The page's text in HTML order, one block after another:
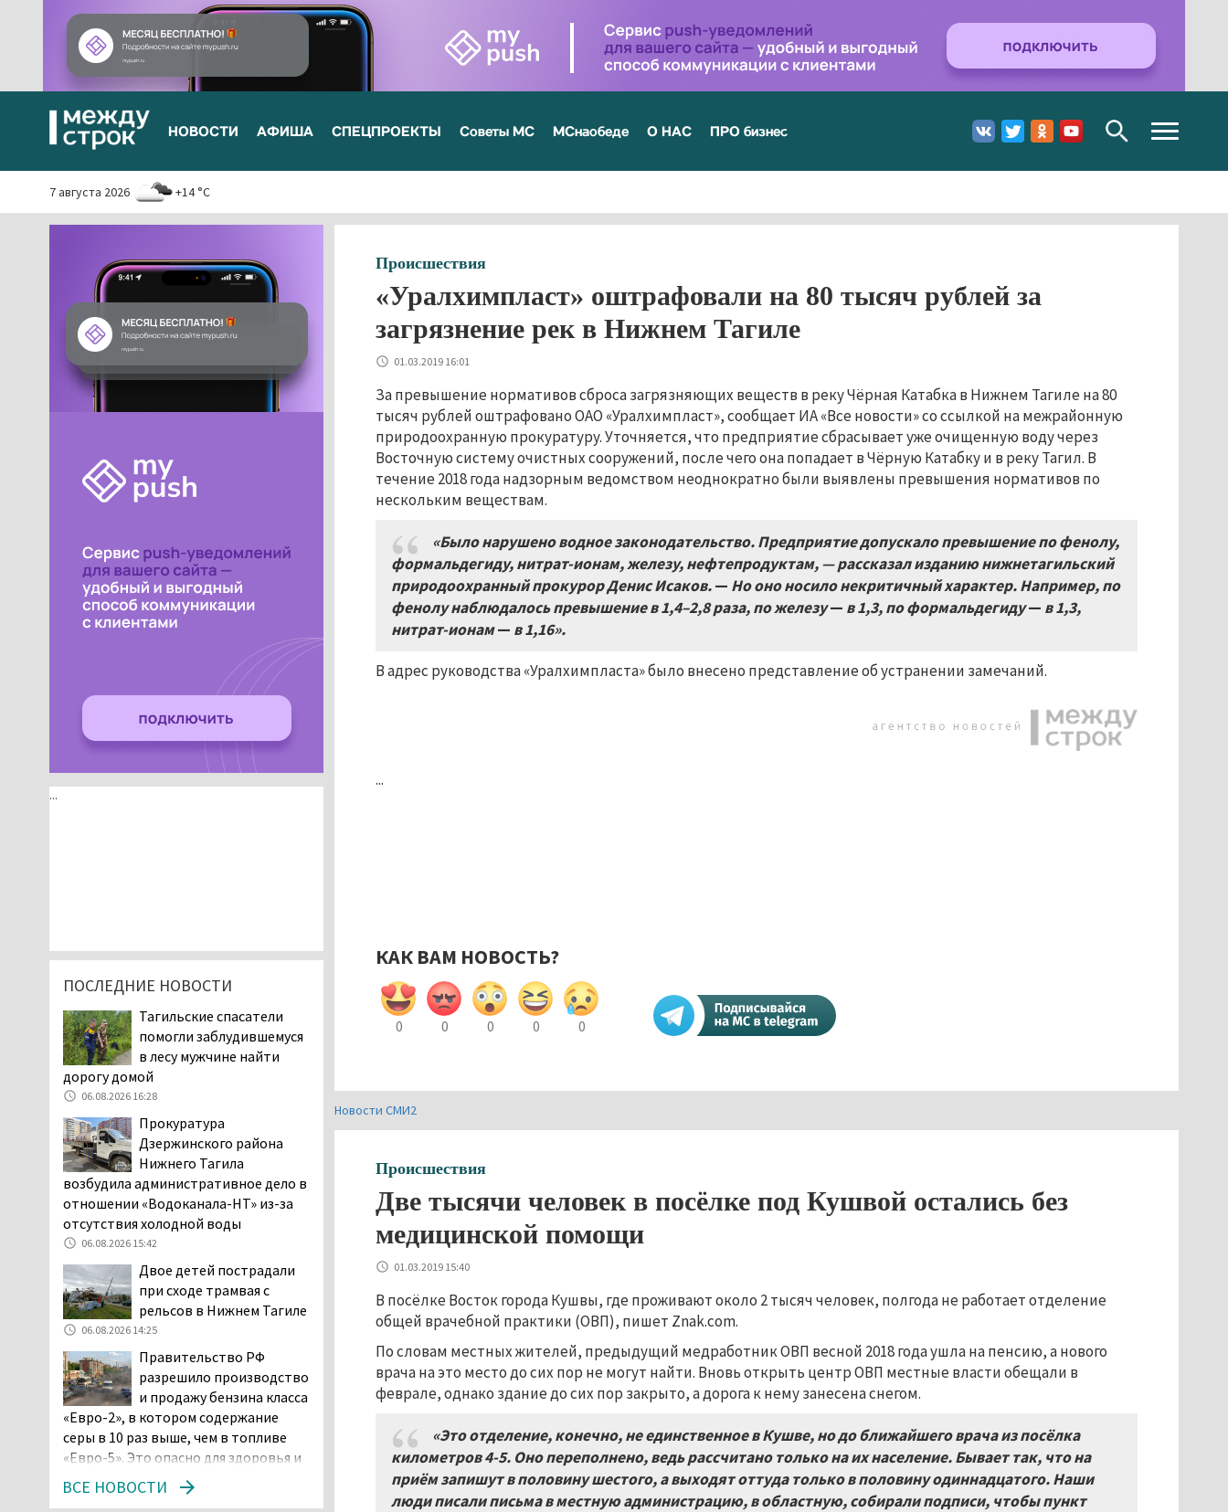
НОВОСТИ АФИША СПЕЦПРОЕКТЫ Советы МС МСнаобеде О НАС ПРО бизнес
Toggle
navigation
7 августа 2026 +14 °C
Происшествия
«Уралхимпласт» оштрафовали на 80 тысяч рублей за
загрязнение рек в Нижнем Тагиле
01.03.2019 16:01
За превышение нормативов сброса загрязняющих веществ в реку Чёрная Катабка в Нижнем Тагиле на 80
тысяч рублей оштрафовано ОАО «Уралхимпласт», сообщает ИА «Все новости» со ссылкой на межрайонную
природоохранную прокуратуру. Уточняется, что предприятие сбрасывает уже очищенную воду через
Восточную систему очистных сооружений, после чего она попадает в Чёрную Катабку и в реку Тагил. В
течение 2018 года надзорным ведомством неоднократно были выявлены превышения нормативов по
нескольким веществам.
«Было нарушено водное законодательство. Предприятие допускало превышение по фенолу,
формальдегиду, нитрат-ионам, железу, нефтепродуктам, — рассказал изданию нижнетагильский
природоохранный прокурор Денис Исаков.— Но оно носило некритичный характер. Например, по
фенолу наблюдалось превышение в 1,4–2,8 раза, по железу— в 1,3, по формальдегиду— в 1,3,
нитрат-ионам— в 1,16».
В адрес руководства «Уралхимпласта» было внесено представление об устранении замечаний.
...
КАК ВАМ НОВОСТЬ?
0 0 0 0 0
Новости СМИ2
Происшествия
Две тысячи человек в посёлке под Кушвой остались без
медицинской помощи
01.03.2019 15:40
В посёлке Восток города Кушвы, где проживают около 2 тысяч человек, полгода не работает отделение
общей врачебной практики (ОВП), пишет Znak.com.
По словам местных жителей, предыдущий медработник ОВП весной 2018 года ушла на пенсию, а нового
врача на это место до сих пор не могут найти. Вновь открыть центр ОВП местные власти обещали в
феврале, однако здание до сих пор закрыто, а дорога к нему занесена снегом.
«Это отделение, конечно, не единственное в Кушве, но до ближайшего врача из посёлка
километров 4-5. Оно переполнено, ведь рассчитано только на их население. Бывает так, что на
приём запишут в половину шестого, а выходят оттуда только в половину одиннадцатого. Наши
люди писали письма в местную администрацию, в областную, собирали подписи, чтобы пункт
...
ПОСЛЕДНИЕ НОВОСТИ
Тагильские спасатели
помогли заблудившемуся
в лесу мужчине найти
дорогу домой
06.08.2026 16:28
Прокуратура
Дзержинского района
Нижнего Тагила
возбудила административное дело в
отношении «Водоканала-НТ» из-за
отсутствия холодной воды
06.08.2026 15:42
Двое детей пострадали
при сходе трамвая с
рельсов в Нижнем Тагиле
06.08.2026 14:25
Правительство РФ
разрешило производство
и продажу бензина класса
«Евро-2», в котором содержание
серы в 10 раз выше, чем в топливе
«Евро-5». Это опасно для здоровья и
повышает износ автомобиля
06.08.2026 13:53
ВСЕ НОВОСТИ